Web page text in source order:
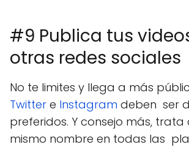
#9 Publica tus
otras redes sociales
No te limites y llega a más
Twitter e Instagram deben ser
preferidos. Y consejo más, trata
mismo nombre en todas las